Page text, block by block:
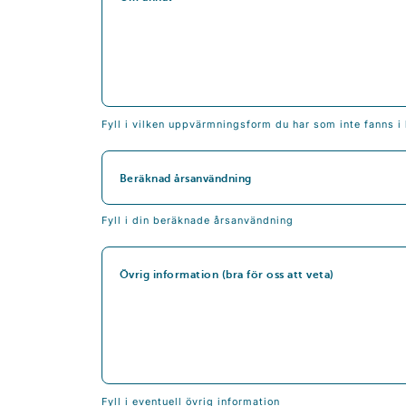
Fyll i vilken uppvärmningsform du har som inte fanns i
Beräknad årsanvändning
Fyll i din beräknade årsanvändning
Övrig information (bra för oss att veta)
Fyll i eventuell övrig information